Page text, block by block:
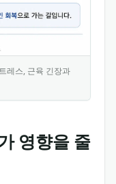
레스, 근육 긴장과
영향을 줄